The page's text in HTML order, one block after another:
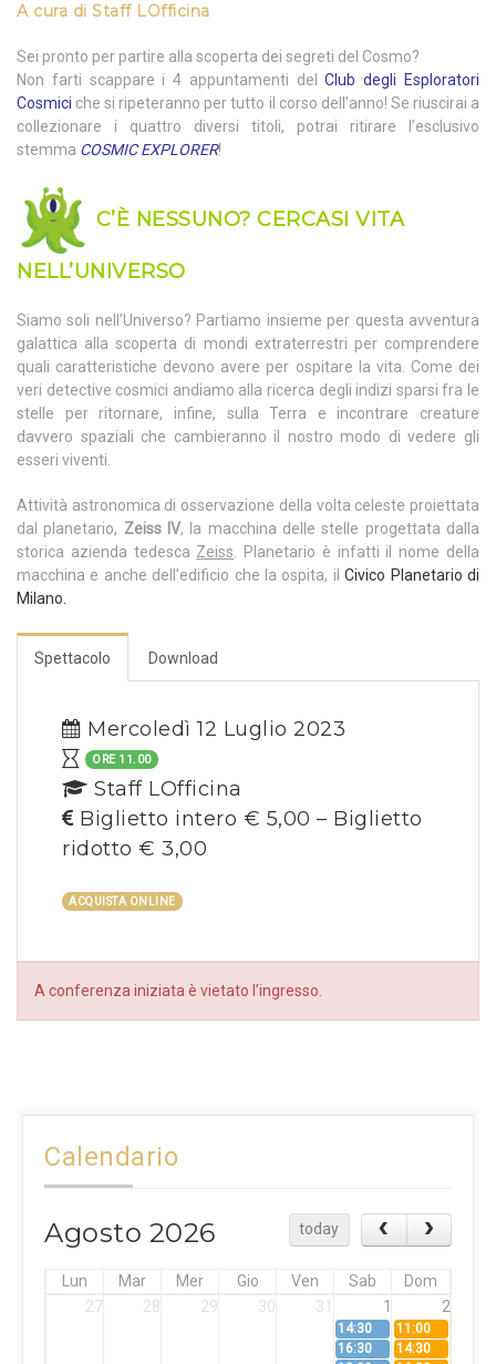
A cura di Staff LOfficina
Sei pronto per partire alla scoperta dei segreti del Cosmo?
Non farti scappare i 4 appuntamenti delClub degli Esploratori
Cosmici che si ripeteranno per tutto il corso dell’anno! Se riuscirai a
collezionare i quattro diversi titoli, potrai ritirare l’esclusivo
stemma COSMIC EXPLORER!
C’È NESSUNO? CERCASI VITA
NELL’UNIVERSO
Siamo soli nell’Universo? Partiamo insieme per questa avventura
galattica alla scoperta di mondi extraterrestri per comprendere
quali caratteristiche devono avere per ospitare la vita. Come dei
veri detective cosmici andiamo alla ricerca degli indizi sparsi fra le
stelle per ritornare, infine, sulla Terra e incontrare creature
davvero spaziali che cambieranno il nostro modo di vedere gli
esseri viventi.
Attività astronomica di osservazione della volta celeste proiettata
dal planetario, Zeiss IV, la macchina delle stelle progettata dalla
storica azienda tedesca Zeiss. Planetario è infatti il nome della
macchina e anche dell’edificio che la ospita, ilCivico Planetario di
Milano.
Spettacolo Download
Mercoledì 12 Luglio 2023
ORE 11.00
Staff LOfficina
Biglietto intero € 5,00 – Biglietto
ridotto € 3,00
ACQUISTA ONLINE
A conferenza iniziata è vietato l’ingresso.
Calendario
Agosto 2026 today
Lun Mar Mer Gio Ven Sab
Dom
27
28 29 30 31 1 2
14:30
11:00
16:30
14:30